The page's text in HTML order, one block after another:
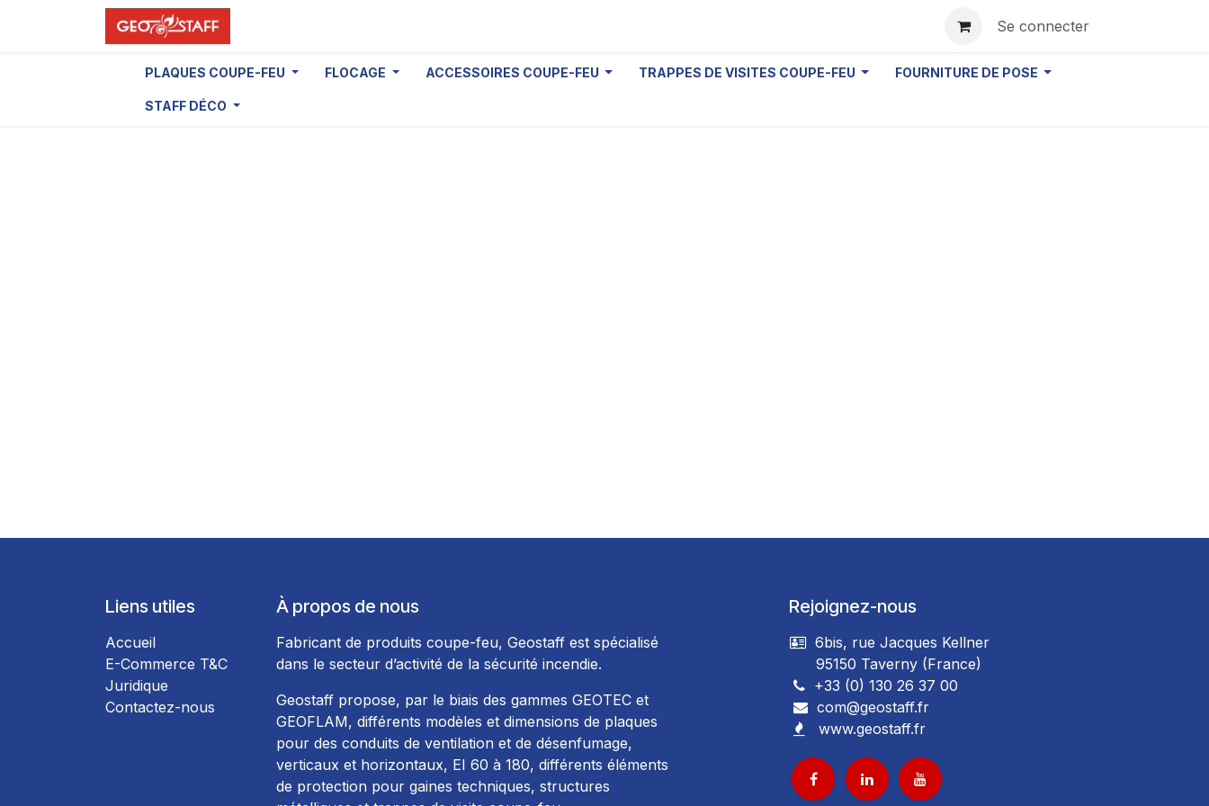
Se rendre au contenu
Se connecter
PLAQUES COUPE-FEU FLOCAGE ACCESSOIRES COUPE-FEU TRAPPES DE VISITES COUPE-FEU FOURNITURE DE POSE
STAFF DÉCO
Liens utiles
Accueil
E-Commerce T&C
Juridique
Contactez-nous
À propos de nous
Fabricant de produits coupe-feu, Geostaff est spécialisé
dans le secteur d’activité de la sécurité incendie.
Geostaff propose, par le biais des gammes GEOTEC et
GEOFLAM, différents modèles et dimensions de plaques
pour des conduits de ventilation et de désenfumage,
verticaux et horizontaux, EI 60 à 180, différents éléments
de protection pour gaines techniques, structures
Rejoignez-nous
6bis, rue Jacques Kellner
95150 Taverny (France)
+33 (0) 130 26 37 00
com@geostaff.fr
www.geostaff.fr